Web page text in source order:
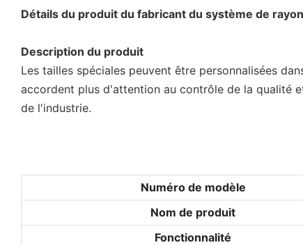
Détails du produit du fabricant du système de
Description du produit
Les tailles spéciales peuvent être personnalisées
accordent plus d'attention au contrôle de la qualité
de l'industrie.
Numéro de modèle
Nom de produit
Fonctionnalité